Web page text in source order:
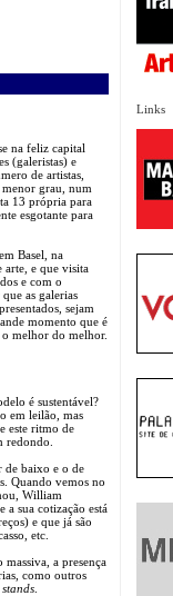
Links
na feliz capital
(galeristas) e
de artistas,
menor grau, num
13 própria para
esgotante para
Basel, na
arte, e que visita
e com o
as galerias
sejam
momento que é
melhor do melhor.
é sustentável?
em leilão, mas
este ritmo de
redondo.
de baixo e o de
Quando vemos no
William
sua cotização está
e que já são
etc.
a presença
como outros
stands